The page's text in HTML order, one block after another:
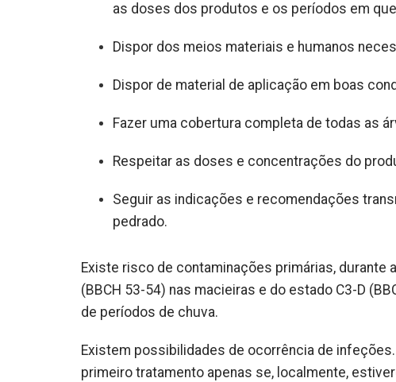
as doses dos produtos e os períodos em
Dispor dos meios materiais e humanos
Dispor de material de aplicação em boas
Fazer uma cobertura completa de todas as
Respeitar as doses e concentrações do
Seguir as indicações e recomendações
pedrado.
Existe risco de contaminações primárias, durante
(BBCH 53-54) nas macieiras e do estado C3-D
de períodos de chuva.
Existem possibilidades de ocorrência de
primeiro tratamento apenas se, localmente,